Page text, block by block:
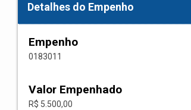
Detalhes do Empenho
Empenho
0183011
Valor Empenhado
R$ 5.500,00